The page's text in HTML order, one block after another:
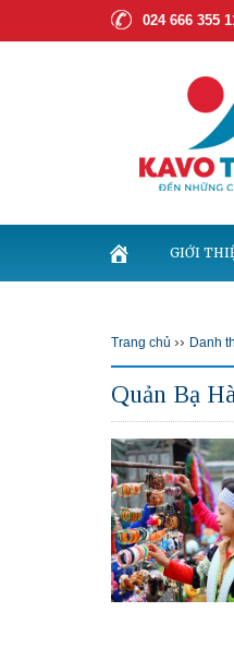
024 666 355
GIỚI
Trang chủ ›› Danh
Quản Bạ